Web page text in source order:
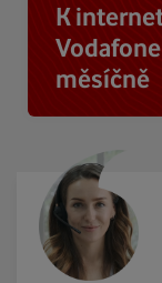
K
měsíčně